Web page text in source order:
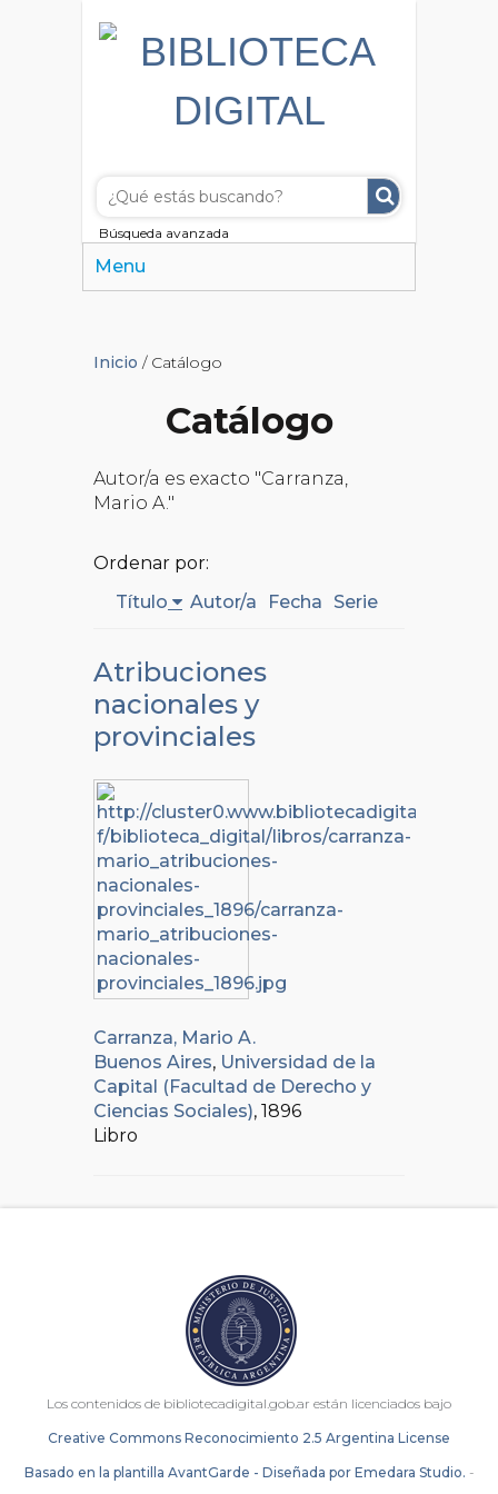
Búsqueda avanzada
Menu
Inicio / Catálogo
Catálogo
Autor/a es exacto "Carranza,
Mario A."
Ordenar por:
Título
Autor/a Fecha Serie
Atribuciones
nacionales y
provinciales
Carranza, Mario A.
Buenos Aires, Universidad de la
Capital (Facultad de Derecho y
Ciencias Sociales), 1896
Libro
Los contenidos de bibliotecadigital.gob.ar están licenciados bajo
Creative Commons Reconocimiento 2.5 Argentina License
Basado en la plantilla AvantGarde - Diseñada por Emedara Studio. -